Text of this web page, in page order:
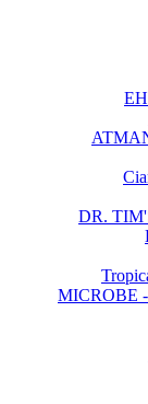
מיקרוב ליפט מתוקים - MICROBE